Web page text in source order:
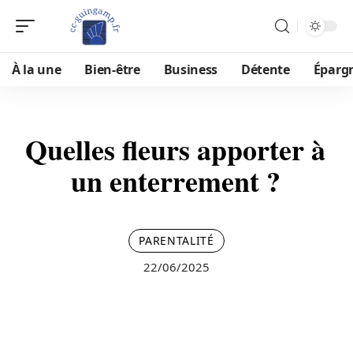
À la une Bien-être Business Détente
Quelles fleurs apporter à
un enterrement ?
PARENTALITÉ
22/06/2025